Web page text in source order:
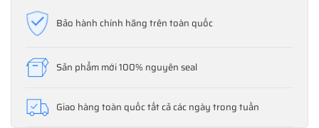
Bảo hành chính hãng trên toàn quốc
Sản phẩm mới 100% nguyên seal
Giao hàng toàn quốc tất cả các ngày trong tuần